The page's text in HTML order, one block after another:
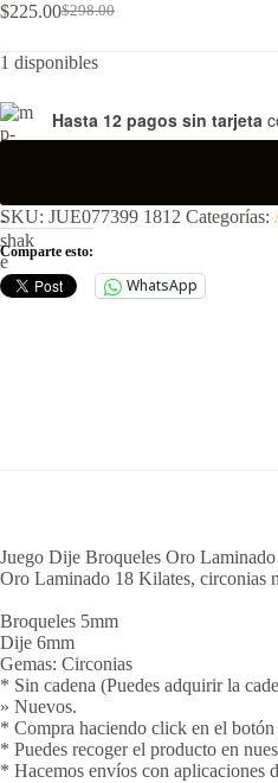
$298.00
El
original
$225.00El
actual
1 disponibles
Hasta 12 pagos sin tarjeta
SKU: JUE077399 1812 Categorías:
Comparte esto:
WhatsApp
Juego Dije Broqueles Oro
Oro Laminado 18 Kilates, circonias
Broqueles 5mm
Dije 6mm
Gemas: Circonias
* Sin cadena (Puedes adquirir la
» Nuevos.
* Compra haciendo click en el
* Puedes recoger el producto en
* Hacemos envíos con aplicaciones